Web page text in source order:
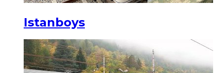
Istanboys